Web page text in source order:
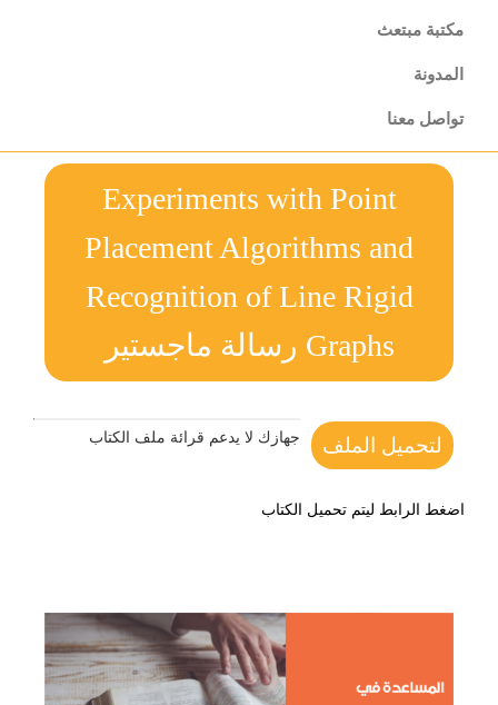
مكتبة مبتعث
المدونة
تواصل معنا
Experiments with Point
Placement Algorithms and
Recognition of Line Rigid
Graphs رسالة ماجستير
لتحميل الملف جهازك لا يدعم قرائة ملف الكتاب
اضغط الرابط ليتم تحميل الكتاب